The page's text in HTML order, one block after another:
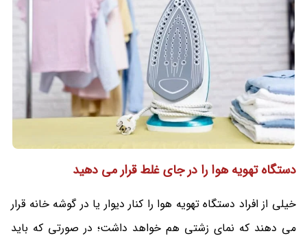
دستگاه تهویه هوا را در جای غلط قرار می دهید
خیلی از افراد دستگاه تهویه هوا را کنار دیوار یا در گوشه خانه قرار
می‌ دهند که نمای زشتی هم خواهد داشت؛ در صورتی که باید